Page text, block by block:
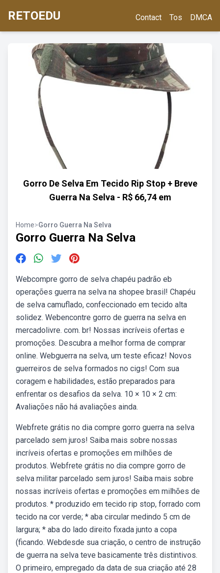
RETOEDU Contact Tos DMCA
Gorro De Selva Em Tecido Rip Stop + Breve
Guerra Na Selva - R$ 66,74 em
Home>Gorro Guerra Na Selva
Gorro Guerra Na Selva
Webcompre gorro de selva chapéu padrão eb
operações guerra na selva na shopee brasil! Chapéu
de selva camuflado, confeccionado em tecido alta
solidez. Webencontre gorro de guerra na selva en
mercadolivre. com. br! Nossas incríveis ofertas e
promoções. Descubra a melhor forma de comprar
online. Webguerra na selva, um teste eficaz! Novos
guerreiros de selva formados no cigs! Com sua
coragem e habilidades, estão preparados para
enfrentar os desafios da selva. 10 × 10 × 2 cm:
Avaliações não há avaliações ainda.
Webfrete grátis no dia compre gorro guerra na selva
parcelado sem juros! Saiba mais sobre nossas
incríveis ofertas e promoções em milhões de
produtos. Webfrete grátis no dia compre gorro de
selva militar parcelado sem juros! Saiba mais sobre
nossas incríveis ofertas e promoções em milhões de
produtos. * produzido em tecido rip stop, forrado com
tecido na cor verde; * aba circular medindo 5 cm de
largura; * aba do lado direito fixada junto a copa
(ficando. Webdesde sua criação, o centro de instrução
de guerra na selva teve basicamente três distintivos.
O primeiro, empregado da data de sua criação até 28